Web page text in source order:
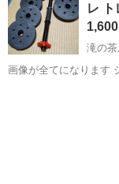
スチームクリーナー
レ
1,600
滝の
画像が全てになります シャフト プレート 2.5キロ × ２枚 1.25キ